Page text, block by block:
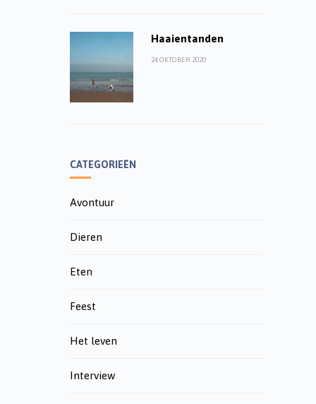
Haaientanden
24 OKTOBER 2020
CATEGORIEËN
Avontuur
Dieren
Eten
Feest
Het leven
Interview